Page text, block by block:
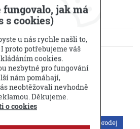
KE STAŽENÍ
DOTAZ PRODEJCI
produkty
Výprodej
fungovalo, jak má
s cookies)
u nás rychle našli to,
proto potřebujeme váš
cookies.
nezbytné pro fungování
nám pomáhají,
neobtěžovali nevhodně
Děkujeme.
o cookies